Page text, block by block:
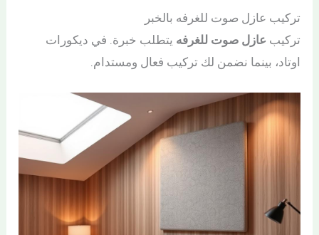
تركيب عازل صوت للغرفه بالخبر
تركيب عازل صوت للغرفه يتطلب خبرة. في ديكورات
اوتاد، بينما نضمن لك تركيب فعال ومستدام.